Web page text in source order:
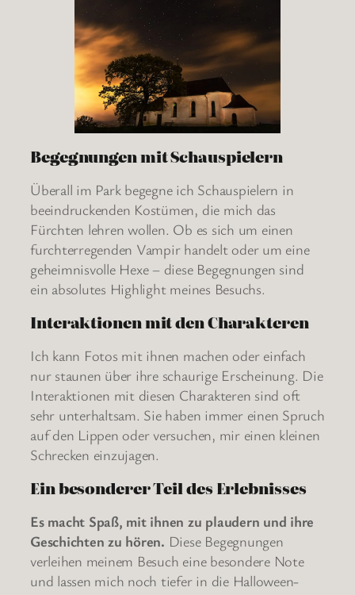
Begegnungen mit Schauspielern
Überall im Park begegne ich Schauspielern in
beeindruckenden Kostümen, die mich das
Fürchten lehren wollen. Ob es sich um einen
furchterregenden Vampir handelt oder um eine
geheimnisvolle Hexe – diese Begegnungen sind
ein absolutes Highlight meines Besuchs.
Interaktionen mit den Charakteren
Ich kann Fotos mit ihnen machen oder einfach
nur staunen über ihre schaurige Erscheinung. Die
Interaktionen mit diesen Charakteren sind oft
sehr unterhaltsam. Sie haben immer einen Spruch
auf den Lippen oder versuchen, mir einen kleinen
Schrecken einzujagen.
Ein besonderer Teil des Erlebnisses
Es macht Spaß, mit ihnen zu plaudern und ihre
Geschichten zu hören. Diese Begegnungen
verleihen meinem Besuch eine besondere Note
und lassen mich noch tiefer in die Halloween-